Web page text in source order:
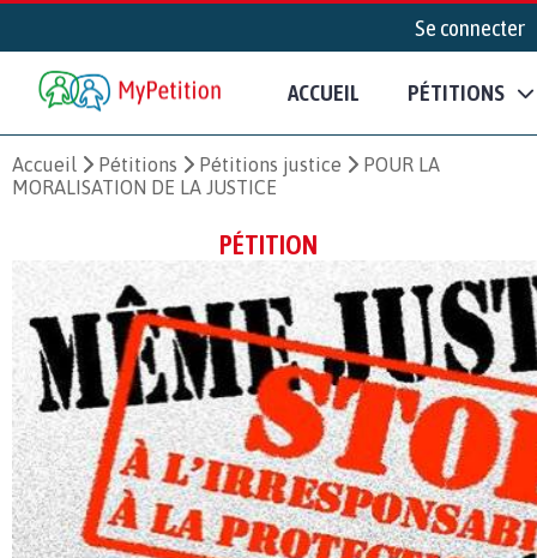
Se connecter
ACCUEIL PÉTITIONS
Accueil Pétitions Pétitions justice
POUR LA
MORALISATION DE LA JUSTICE
PÉTITION